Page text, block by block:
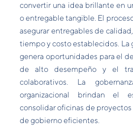
convertir una idea brillante en
o entregable tangible. El
asegurar entregables de
tiempo y costo establecidos. La
genera oportunidades para el
de alto desempeño y el
colaborativos. La
organizacional brindan el
consolidar oficinas de
de gobierno eficientes.